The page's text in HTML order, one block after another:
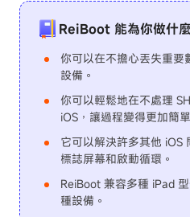
ReiBoot 能為你做什麼
你可以在不擔心丟失重要
設備。
你可以輕鬆地在不處理
iOS，讓過程變得更加簡
它可以解決許多其他 iOS
標誌屏幕和啟動循環。
ReiBoot 兼容多種 iPad
種設備。